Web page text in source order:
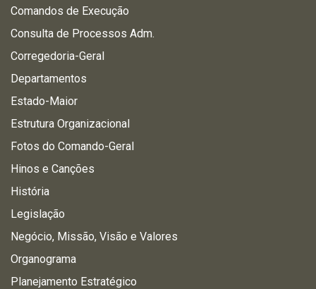
Comandos de Execução
Consulta de Processos Adm.
Corregedoria-Geral
Departamentos
Estado-Maior
Estrutura Organizacional
Fotos do Comando-Geral
Hinos e Canções
História
Legislação
Negócio, Missão, Visão e Valores
Organograma
Planejamento Estratégico